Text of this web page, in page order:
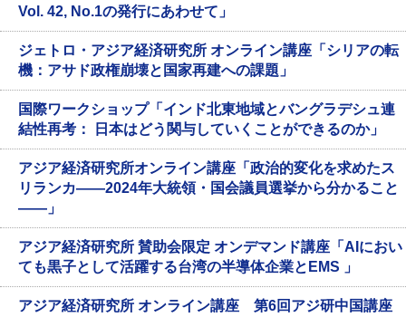
Vol. 42, No.1の発行にあわせて」
ジェトロ・アジア経済研究所 オンライン講座「シリアの転
機：アサド政権崩壊と国家再建への課題」
国際ワークショップ「インド北東地域とバングラデシュ連
結性再考： 日本はどう関与していくことができるのか」
アジア経済研究所オンライン講座「政治的変化を求めたス
リランカ――2024年大統領・国会議員選挙から分かること
――」
アジア経済研究所 賛助会限定 オンデマンド講座「AIにおい
ても黒子として活躍する台湾の半導体企業とEMS 」
アジア経済研究所 オンライン講座 第6回アジ研中国講座